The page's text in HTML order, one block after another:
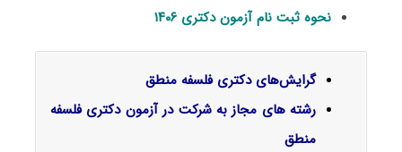
نحوه ثبت نام آزمون دکتری ۱۴۰۶
گرایش‌های دکتریفلسفه منطق
رشته های مجاز به شرکت در آزمون دکتری فلسفه
منطق